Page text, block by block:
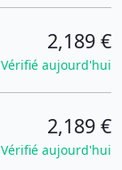
2,189 €
Vérifié aujourd'hui
2,189 €
Vérifié aujourd'hui